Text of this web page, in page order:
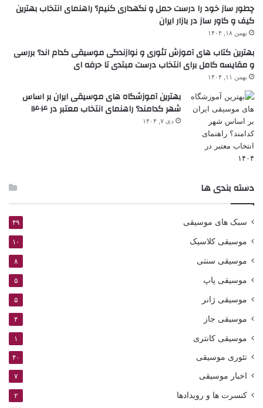
چطور ساز خود را درست حمل و نگهداری کنیم؟ راهنمای انتخاب بهترین
کیف و کاور ساز در بازار ایران
بهمن ۱۸, ۱۴۰۴
بهترین کتاب های آموزش تئوری و نوازندگی موسیقی کدام اند؟ بررسی
و مقایسه کامل برای انتخاب درست مبتدی تا حرفه ای
بهمن ۱۱, ۱۴۰۴
بهترین آموزشگاه های موسیقی ایران بر اساس
شهر کدامند؟ راهنمای انتخاب معتبر در ۱۴۰۴
دی ۷, ۱۴۰۴
دسته بندی ها
سبک های موسیقی ۴۹
موسیقی کلاسیک ۱۰
موسیقی سنتی ۸
موسیقی پاپ ۵
موسیقی ژانر ۵
موسیقی جاز ۴
موسیقی کانتری ۱
تئوری موسیقی ۴۰
اخبار موسیقی ۷
کنسرت ها و رویدادها ۲